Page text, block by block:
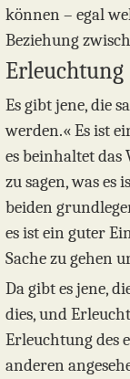
können – egal
Beziehung
Erleuchtung
Es gibt jene, die
werden.« Es ist
es beinhaltet das
zu sagen, was es
beiden
es ist ein guter
Sache zu gehen
Da gibt es jene,
dies, und
Erleuchtung des
anderen